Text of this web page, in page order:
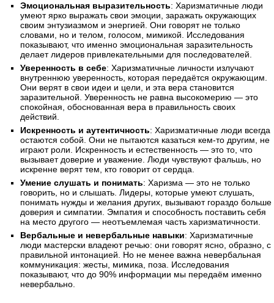
Эмоциональная выразительность: Харизматичные люди
умеют ярко выражать свои эмоции, заражать окружающих
своим энтузиазмом и энергией. Они говорят не только
словами, но и телом, голосом, мимикой. Исследования
показывают, что именно эмоциональная заразительность
делает лидеров привлекательными для последователей.
Уверенность в себе: Харизматичные личности излучают
внутреннюю уверенность, которая передаётся окружающим.
Они верят в свои идеи и цели, и эта вера становится
заразительной. Уверенность не равна высокомерию — это
спокойная, обоснованная вера в правильность своих
действий.
Искренность и аутентичность: Харизматичные люди всегда
остаются собой. Они не пытаются казаться кем-то другим, не
играют роли. Искренность и естественность — это то, что
вызывает доверие и уважение. Люди чувствуют фальшь, но
искренне верят тем, кто говорит от сердца.
Умение слушать и понимать: Харизма — это не только
говорить, но и слышать. Лидеры, которые умеют слушать,
понимать нужды и желания других, вызывают гораздо больше
доверия и симпатии. Эмпатия и способность поставить себя
на место другого — неотъемлемая часть харизматичности.
Вербальные и невербальные навыки: Харизматичные
люди мастерски владеют речью: они говорят ясно, образно, с
правильной интонацией. Но не менее важна невербальная
коммуникация: жесты, мимика, поза. Исследования
показывают, что до 90% информации мы передаём именно
невербально.